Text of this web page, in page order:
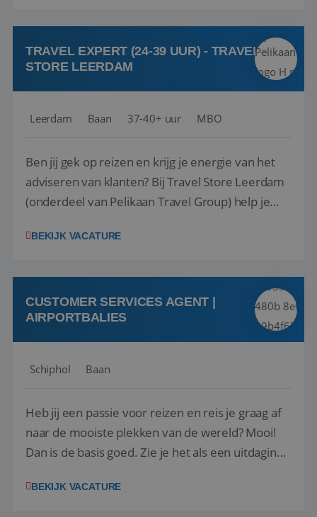
team het reisbureau verder...
TRAVEL EXPERT (24-39 UUR) - TRAVEL
STORE LEERDAM
Leerdam Baan 37-40+ uur MBO
Ben jij gek op reizen en krijg je energie van het
adviseren van klanten? Bij Travel Store Leerdam
(onderdeel van Pelikaan Travel Group) help je
vinden. Samen maken we van elke reis een
hebt in de reisbranche of j...
BEKIJK VACATURE
CUSTOMER SERVICES AGENT |
AIRPORTBALIES
Schiphol Baan
Heb jij een passie voor reizen en reis je graag af
naar de mooiste plekken van de wereld? Mooi!
Dan is de basis goed. Zie je het als een uitdaging
het samenstellen en boeken van de perfecte
BEKIJK VACATURE